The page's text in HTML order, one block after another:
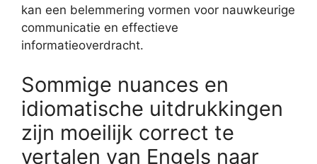
kan een belemmering vormen voor nauwkeurige
communicatie en effectieve
informatieoverdracht.
Sommige nuances en
idiomatische uitdrukkingen
zijn moeilijk correct te
vertalen van Engels naar